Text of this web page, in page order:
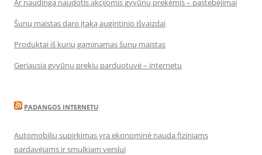
Ar naudinga naudotis akcijomis gyvūnų prekėmis – pastebėjimai
Šunų maistas daro įtaką augintinio išvaizdai
Produktai iš kurių gaminamas šunų maistas
Geriausia gyvūnų prekių parduotuvė – internetu
PADANGOS INTERNETU
Automobilių supirkimas yra ekonominė nauda fiziniams
pardavėjams ir smulkiam verslui